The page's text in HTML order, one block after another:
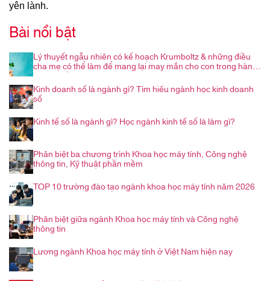
yên lành.
Bài nổi bật
Lý thuyết ngẫu nhiên có kế hoạch Krumboltz & những điều
cha mẹ có thể làm để mang lại may mắn cho con trong hành
trình nghề nghiệp
Kinh doanh số là ngành gì? Tìm hiểu ngành học kinh doanh
số
Kinh tế số là ngành gì? Học ngành kinh tế số là làm gì?
Phân biệt ba chương trình Khoa học máy tính, Công nghệ
thông tin, Kỹ thuật phần mềm
TOP 10 trường đào tạo ngành khoa học máy tính năm 2026
Phân biệt giữa ngành Khoa học máy tính và Công nghệ
thông tin
Lương ngành Khoa học máy tính ở Việt Nam hiện nay